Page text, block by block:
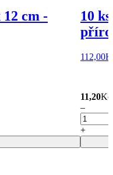
12 cm -
10
112,00
11,20Kč
–
+